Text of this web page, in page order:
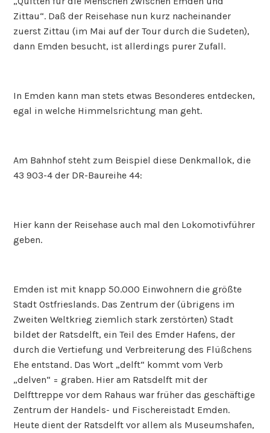
Zittau“. Daß der Reisehase nun kurz nacheinander
zuerst Zittau (im Mai auf der Tour durch die Sudeten),
dann Emden besucht, ist allerdings purer Zufall.
In Emden kann man stets etwas Besonderes entdecken,
egal in welche Himmelsrichtung man geht.
Am Bahnhof steht zum Beispiel diese Denkmallok, die
43 903-4 der DR-Baureihe 44:
Hier kann der Reisehase auch mal den Lokomotivführer
geben.
Emden ist mit knapp 50.000 Einwohnern die größte
Stadt Ostfrieslands. Das Zentrum der (übrigens im
Zweiten Weltkrieg ziemlich stark zerstörten) Stadt
bildet der Ratsdelft, ein Teil des Emder Hafens, der
durch die Vertiefung und Verbreiterung des Flüßchens
Ehe entstand. Das Wort „delft“ kommt vom Verb
„delven“ = graben. Hier am Ratsdelft mit der
Delfttreppe vor dem Rahaus war früher das geschäftige
Zentrum der Handels- und Fischereistadt Emden.
Heute dient der Ratsdelft vor allem als Museumshafen,